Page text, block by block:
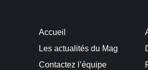
Accueil
Les actualités du Mag
Contactez l’équipe